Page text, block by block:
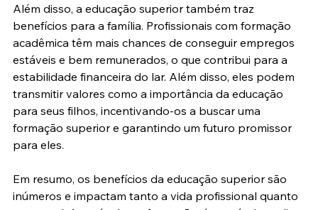
Além disso, a educação superior também traz
benefícios para a família. Profissionais com formação
acadêmica têm mais chances de conseguir empregos
estáveis e bem remunerados, o que contribui para a
estabilidade financeira do lar. Além disso, eles podem
transmitir valores como a importância da educação
para seus filhos, incentivando-os a buscar uma
formação superior e garantindo um futuro promissor
para eles.
Em resumo, os benefícios da educação superior são
inúmeros e impactam tanto a vida profissional quanto